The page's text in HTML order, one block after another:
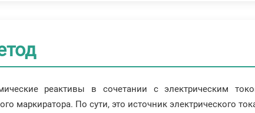
реактивы в сочетании с электрическим
маркиратора. По сути, это источник электрического